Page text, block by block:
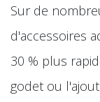
Sur de
d'accessoires
30 % plus
godet ou